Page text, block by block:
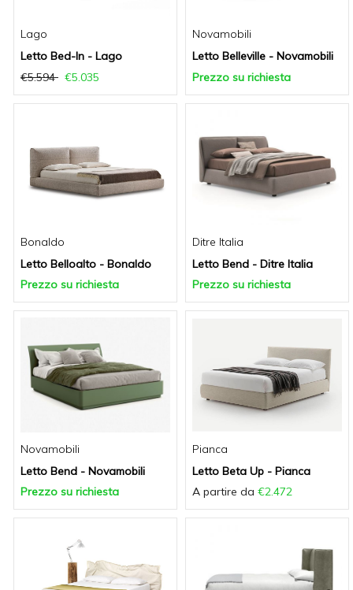
Lago
Letto Bed-In - Lago
€5.594
€5.035
Novamobili
Letto Belleville - Novamobili
Prezzo su richiesta
Bonaldo
Letto Belloalto - Bonaldo
Prezzo su richiesta
Ditre Italia
Letto Bend - Ditre Italia
Prezzo su richiesta
Novamobili
Letto Bend - Novamobili
Prezzo su richiesta
Pianca
Letto Beta Up - Pianca
A partire da €2.472